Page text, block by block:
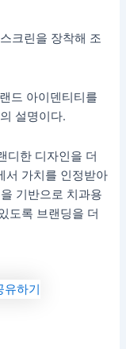
크린을 장착해 조
드 아이덴티티를
설명이다.
디한 디자인을 더
서 가치를 인정받아
기반으로 치과용
도록 브랜딩을 더